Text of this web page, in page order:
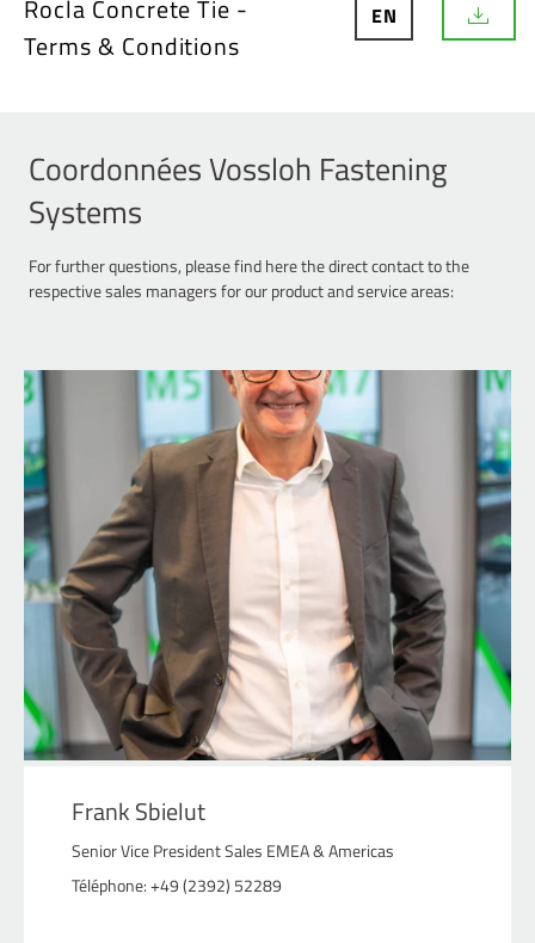
Rocla Concrete Tie -
Terms & Conditions
EN
D
o
Coordonnées Vossloh Fastening
Systems
For further questions, please find here the direct contact to the
respective sales managers for our product and service areas:
Frank Sbielut
Senior Vice President Sales EMEA & Americas
Téléphone: +49 (2392) 52289